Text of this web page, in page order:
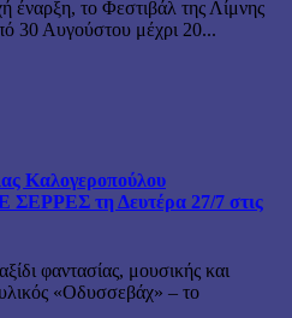
έναρξη, το Φεστιβάλ της Λίμνης
30 Αυγούστου μέχρι 20...
Καλογεροπούλου
τη Δευτέρα 27/7 στις
μουσικής και
«Οδυσσεβάχ» – το